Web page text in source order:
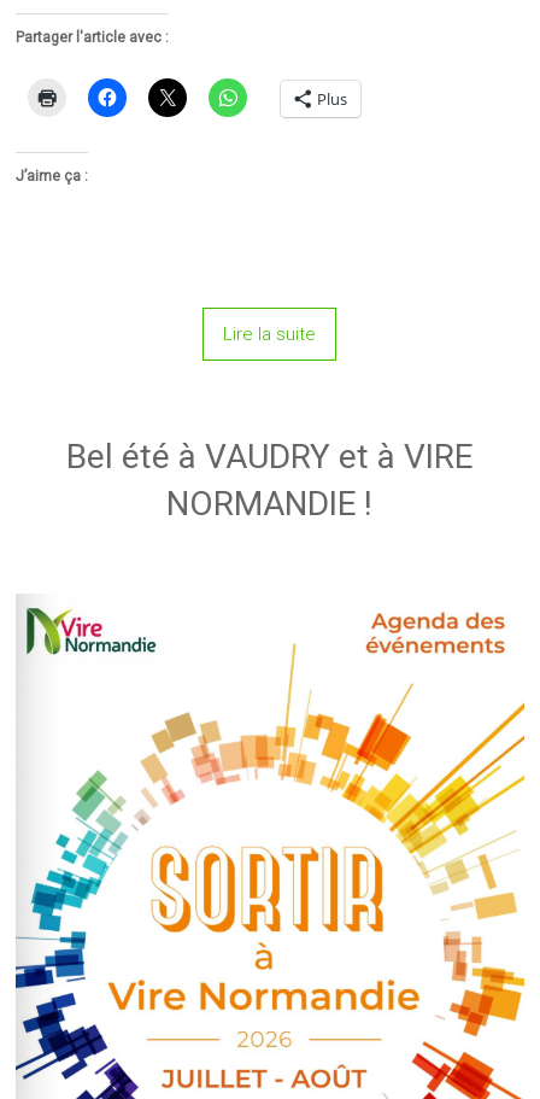
Partager l'article avec :
Plus
J’aime ça :
Lire la suite
Bel été à VAUDRY et à VIRE
NORMANDIE !